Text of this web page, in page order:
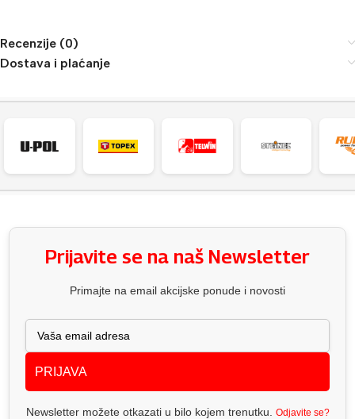
Recenzije (0)
Dostava i plaćanje
Prijavite se na naš Newsletter
Primajte na email akcijske ponude i novosti
PRIJAVA
Newsletter možete otkazati u bilo kojem trenutku. Odjavite se?